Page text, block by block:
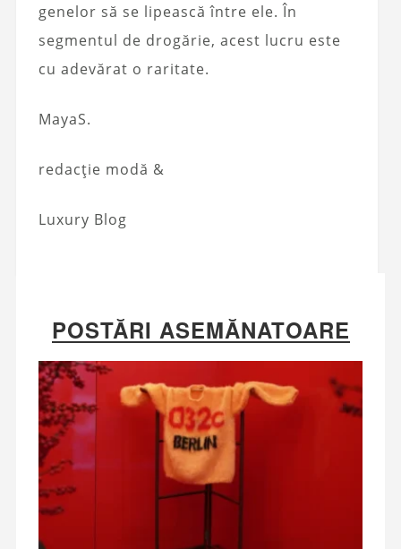
genelor să se lipească între ele. În
segmentul de drogărie, acest lucru este
cu adevărat o raritate.
MayaS.
redacție modă &
Luxury Blog
POSTĂRI ASEMĂNATOARE